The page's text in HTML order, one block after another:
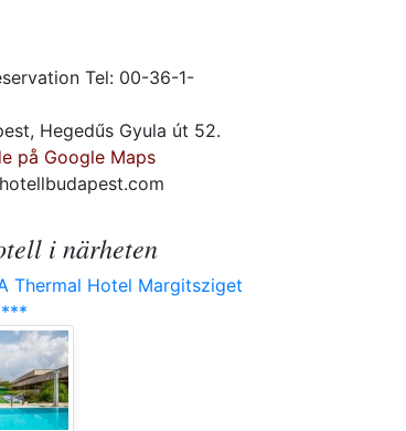
Tel: 00-36-1-
Hegedűs Gyula út 52.
på Google Maps
i närheten
Thermal Hotel Margitsziget